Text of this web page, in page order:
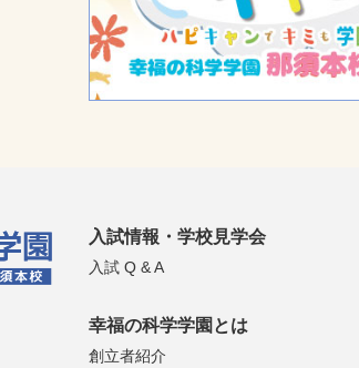
入試情報・学校見学会
入試 Q & A
幸福の科学学園とは
創立者紹介